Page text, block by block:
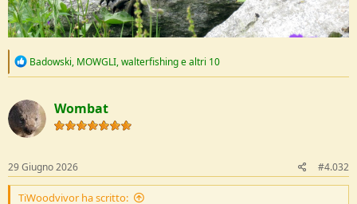
R
c
t
i
o
s
:
Badowski, MOWGLI,walterfishinge altri 10
Wombat
29 Giugno 2026 #4.032
TiWoodvivor ha scritto: